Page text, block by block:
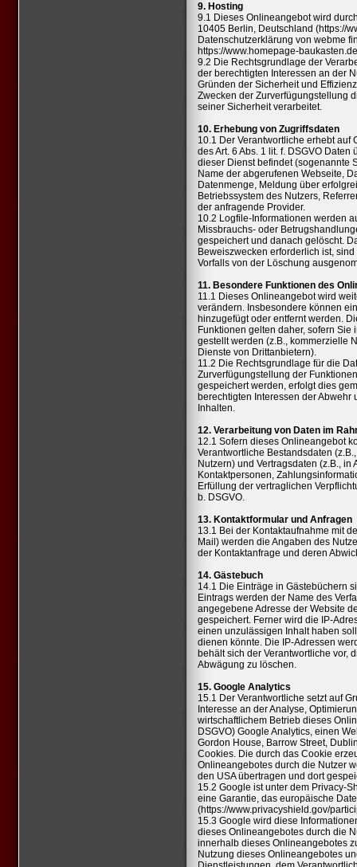
9. Hosting
9.1 Dieses Onlineangebot wird
10405 Berlin, Deutschland (https://
Datenschutzerklärung von webme
https://www.homepage-
9.2 Die Rechtsgrundlage der
der berechtigten Interessen an der
Gründen der Sicherheit und
Zwecken der Zurverfügungstellung
seiner Sicherheit verarbeitet.
10. Erhebung von Zugriffsdaten
10.1 Der Verantwortliche erhebt
des Art. 6 Abs. 1 lit. f. DSGVO
dieser Dienst befindet (sogenannte
Name der abgerufenen Webseite,
Datenmenge, Meldung über
Betriebssystem des Nutzers,
der anfragende Provider.
10.2 Logfile-Informationen werden
Missbrauchs- oder
gespeichert und danach gelöscht.
Beweiszwecken erforderlich ist,
Vorfalls von der Löschung
11. Besondere Funktionen des
11.1 Dieses Onlineangebot wird
verändern. Insbesondere können
hinzugefügt oder entfernt werden.
Funktionen gelten daher, sofern
gestellt werden (z.B., kommerzielle
Dienste von Drittanbietern).
11.2 Die Rechtsgrundlage für die
Zurverfügungstellung der
gespeichert werden, erfolgt dies
berechtigten Interessen der
Inhalten.
12. Verarbeitung von Daten im
12.1 Sofern dieses Onlineangebot
Verantwortliche Bestandsdaten
Nutzern) und Vertragsdaten (z.B.,
Kontaktpersonen,
Erfüllung der vertraglichen
b. DSGVO.
13. Kontaktformular und Anfragen
13.1 Bei der Kontaktaufnahme mit
Mail) werden die Angaben des
der Kontaktanfrage und deren
14. Gästebuch
14.1 Die Einträge in Gästebüchern
Eintrags werden der Name des
angegebene Adresse der Website
gespeichert. Ferner wird die IP-
einen unzulässigen Inhalt haben
dienen könnte. Die IP-Adressen
behält sich der Verantwortliche vor,
Abwägung zu löschen.
15. Google Analytics
15.1 Der Verantwortliche setzt auf
Interesse an der Analyse,
wirtschaftlichem Betrieb dieses
DSGVO) Google Analytics, einen
Gordon House, Barrow Street,
Cookies. Die durch das Cookie
Onlineangebotes durch die Nutzer
den USA übertragen und dort
15.2 Google ist unter dem Privacy-
eine Garantie, das europäische
(https://www.privacyshield.gov/
15.3 Google wird diese
dieses Onlineangebotes durch die
innerhalb dieses Onlineangebotes
Nutzung dieses Onlineangebotes